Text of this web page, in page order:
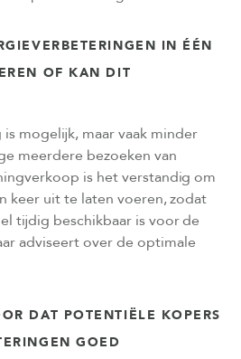
IN ÉÉN
OF KAN DIT
mogelijk, maar vaak minder
meerdere bezoeken van
is het verstandig om
keer uit te laten voeren, zodat
tijdig beschikbaar is voor de
adviseert over de optimale
DAT POTENTIËLE KOPERS
GOED